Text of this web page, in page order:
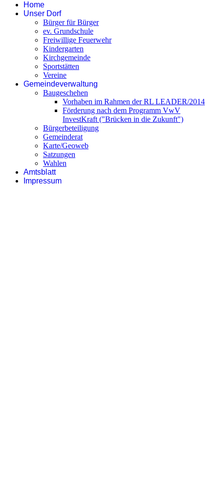
Home
Unser Dorf
Bürger für Bürger
ev. Grundschule
Freiwillige Feuerwehr
Kindergarten
Kirchgemeinde
Sportstätten
Vereine
Gemeindeverwaltung
Baugeschehen
Vorhaben im Rahmen der RL LEADER/2014
Förderung nach dem Programm VwV
InvestKraft ("Brücken in die Zukunft")
Bürgerbeteiligung
Gemeinderat
Karte/Geoweb
Satzungen
Wahlen
Amtsblatt
Impressum